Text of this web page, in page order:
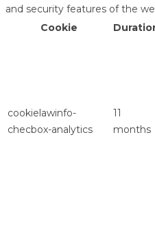
and security features of the
Cookie
cookielawinfo-
checbox-analytics
11
months